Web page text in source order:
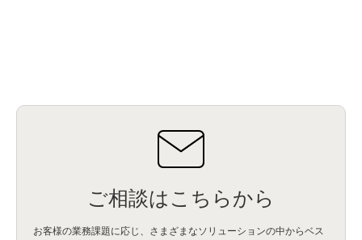
ご相談はこちらから
お客様の業務課題に応じ、さまざまなソリューションの中からベス